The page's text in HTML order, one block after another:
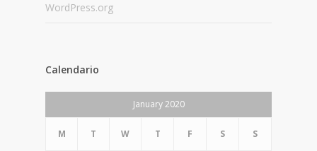
WordPress.org
Calendario
January 2020
M T W T F S S